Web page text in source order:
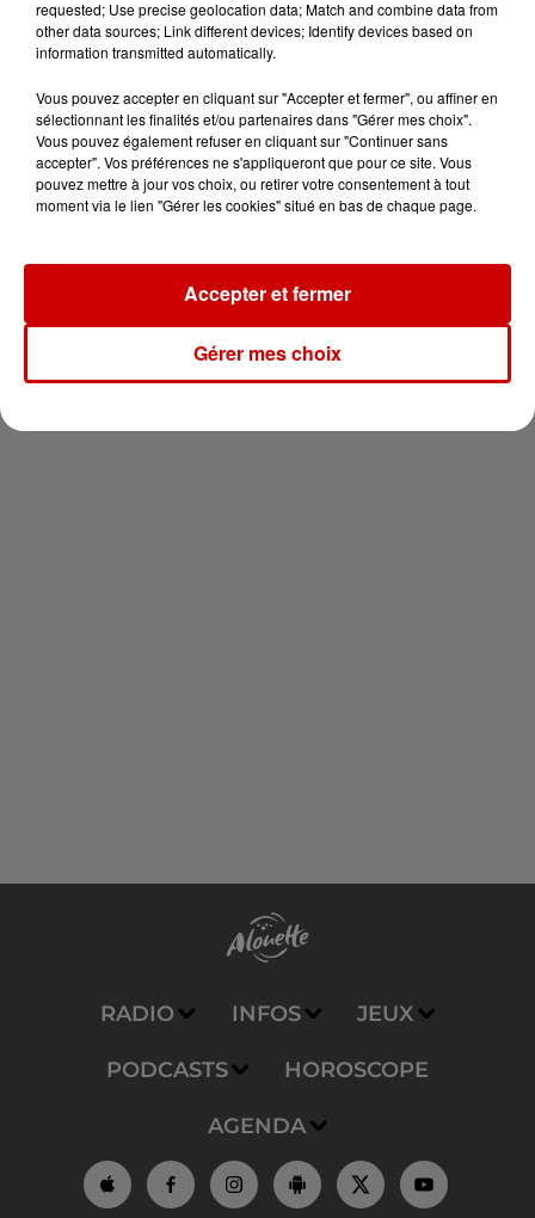
Mans !
Destination Vacances - Gagnez
votre séjour en famille au cœur
de la...
Newsletter
RADIO INFOS JEUX
PODCASTS HOROSCOPE
AGENDA
requested; Use precise geolocation data; Match and combine data from
other data sources; Link different devices; Identify devices based on
information transmitted automatically.
Vous pouvez accepter en cliquant sur "Accepter et fermer", ou affiner en
sélectionnant les finalités et/ou partenaires dans "Gérer mes choix".
Vous pouvez également refuser en cliquant sur "Continuer sans
accepter". Vos préférences ne s'appliqueront que pour ce site. Vous
pouvez mettre à jour vos choix, ou retirer votre consentement à tout
moment via le lien "Gérer les cookies" situé en bas de chaque page.
Gérer mes choix
Accepter et fermer